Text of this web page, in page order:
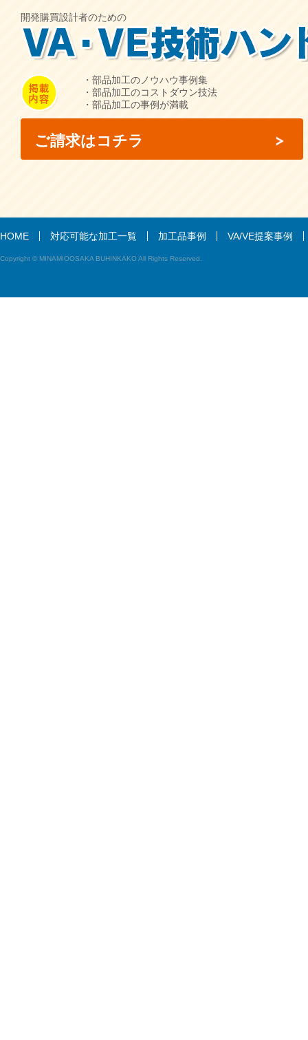
開発購買設計者のための
・部品加工のノウハウ事例集
・部品加工のコストダウン技法
・部品加工の事例が満載
ご請求はコチラ
HOME 対応可能な加工一覧 加工品事例 VA/VE提案事例
Copyright © MINAMIOOSAKA BUHINKAKO All Rights Reserved.